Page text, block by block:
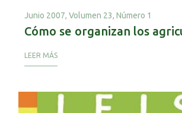
Junio 2007, Volumen 23, Número 1
Cómo se organizan los
LEER MÁS